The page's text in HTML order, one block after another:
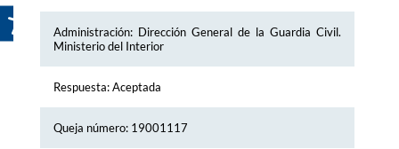
Administración: Dirección General de la Guardia Civil.
Ministerio del Interior
Respuesta: Aceptada
Queja número: 19001117